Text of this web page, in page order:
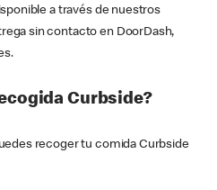
a través de nuestros
sin contacto en DoorDash,
Curbside?
recoger tu comida Curbside